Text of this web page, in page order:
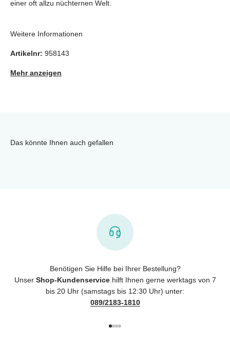
einer oft allzu nüchternen Welt.
Weitere Informationen
Artikelnr: 958143
Mehr anzeigen
Das könnte Ihnen auch gefallen
Benötigen Sie Hilfe bei Ihrer Bestellung?
Unser Shop-Kundenservicehilft Ihnen gerne werktags von 7
bis 20 Uhr (samstags bis 12:30 Uhr) unter:
089/2183-1810